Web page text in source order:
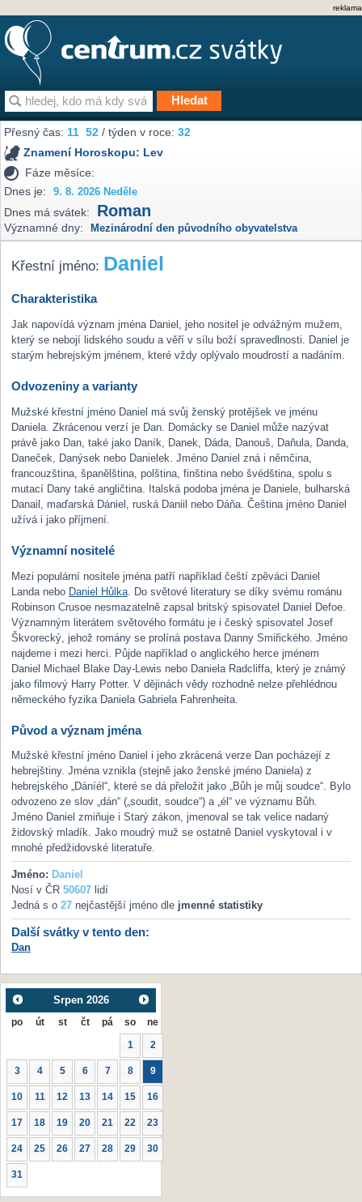
reklama
Přesný čas:11 52 / týden v roce:32
Znamení Horoskopu: Lev
Fáze měsíce:
Dnes je:
9. 8. 2026 Neděle
Dnes má svátek: Roman
Významné dny: Mezinárodní den původního obyvatelstva
Křestní jméno: Daniel
Charakteristika
Jak napovídá význam jména Daniel, jeho nositel je odvážným mužem,
který se nebojí lidského soudu a věří v sílu boží spravedlnosti. Daniel je
starým hebrejským jménem, které vždy oplývalo moudrostí a nadáním.
Odvozeniny a varianty
Mužské křestní jméno Daniel má svůj ženský protějšek ve jménu
Daniela. Zkrácenou verzí je Dan. Domácky se Daniel může nazývat
právě jako Dan, také jako Daník, Danek, Dáda, Danouš, Daňula, Danda,
Daneček, Danýsek nebo Danielek. Jméno Daniel zná i němčina,
francouzština, španělština, polština, finština nebo švédština, spolu s
mutací Dany také angličtina. Italská podoba jména je Daniele, bulharská
Danail, maďarská Dániel, ruská Daniil nebo Dáňa. Čeština jméno Daniel
užívá i jako příjmení.
Významní nositelé
Mezi populární nositele jména patří například čeští zpěváci Daniel
Landa nebo Daniel Hůlka. Do světové literatury se díky svému románu
Robinson Crusoe nesmazatelně zapsal britský spisovatel Daniel Defoe.
Významným literátem světového formátu je i český spisovatel Josef
Škvorecký, jehož romány se prolíná postava Danny Smiřického. Jméno
najdeme i mezi herci. Půjde například o anglického herce jménem
Daniel Michael Blake Day-Lewis nebo Daniela Radcliffa, který je známý
jako filmový Harry Potter. V dějinách vědy rozhodně nelze přehlédnou
německého fyzika Daniela Gabriela Fahrenheita.
Původ a význam jména
Mužské křestní jméno Daniel i jeho zkrácená verze Dan pocházejí z
hebrejštiny. Jména vznikla (stejně jako ženské jméno Daniela) z
hebrejského „Dáníél“, které se dá přeložit jako „Bůh je můj soudce“. Bylo
odvozeno ze slov „dán“ („soudit, soudce“) a „él“ ve významu Bůh.
Jméno Daniel zmiňuje i Starý zákon, jmenoval se tak velice nadaný
židovský mladík. Jako moudrý muž se ostatně Daniel vyskytoval i v
mnohé předžidovské literatuře.
Jméno: Daniel
Nosí v ČR 50607lidí
Jedná s o 27nejčastější jméno dle jmenné statistiky
Další svátky v tento den:
Dan
Srpen 2026
po út st čt pá so ne
1 2
3 4 5 6 7 8 9
10 11 12 13 14 15 16
17 18 19 20 21 22 23
24 25 26 27 28 29 30
31